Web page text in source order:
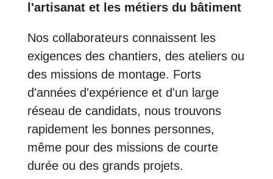
l'artisanat et les métiers du bâtiment
Nos collaborateurs connaissent les
exigences des chantiers, des ateliers ou
des missions de montage. Forts
d'années d'expérience et d'un large
réseau de candidats, nous trouvons
rapidement les bonnes personnes,
même pour des missions de courte
durée ou des grands projets.